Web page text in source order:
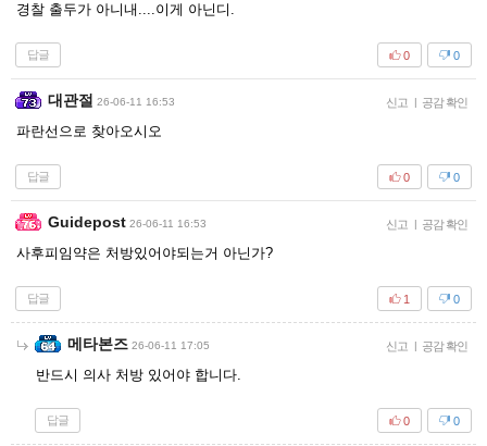
경찰 출두가 아니내....이게 아닌디.
답글 0
0
대관절 26-06-11 16:53 신고 | 공감 확인
파란선으로 찾아오시오
답글 0
0
Guidepost 26-06-11 16:53 신고 | 공감 확인
사후피임약은 처방있어야되는거 아닌가?
답글 0
1
메타본즈 26-06-11 17:05 신고 | 공감 확인
반드시 의사 처방 있어야 합니다.
답글 0
0